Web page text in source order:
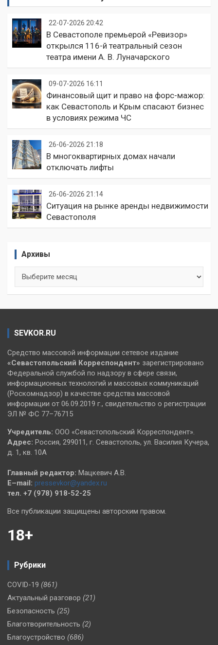
22-07-2026 20:42
В Севастополе премьерой «Ревизор»
открылся 116-й театральный сезон
театра имени А. В. Луначарского
09-07-2026 16:11
Финансовый щит и право на форс-мажор:
как Севастополь и Крым спасают бизнес
в условиях режима ЧС
26-06-2026 21:18
В многоквартирных домах начали
отключать лифты
26-06-2026 21:14
Ситуация на рынке аренды недвижимости
Севастополя
Архивы
SEVKOR.RU
Средство массовой информации сетевое издание
«Севастопольский Корреспондент» зарегистрировано
Федеральной службой по надзору в сфере связи,
информационных технологий и массовых коммуникаций
(Роскомнадзор) в качестве средства массовой
информации от 06.09.2019 г., свидетельство о регистрации
ЭЛ № ФС 77–76715
Учредитель: ООО «Севастопольский Корреспондент».
Адрес: Россия, 299011, г. Севастополь, ул. Василия Кучера,
д. 1, кв. 10А
Главный редактор: Мацкевич А.В.
E–mail: pressevkor@yandex.ru
тел. +7 (978) 918-52-25
Все публикации защищены авторским правом.
18+
Рубрики
COVID-19 (861)
Актуальный разговор (21)
Безопасность (25)
Благотворительность (2)
Благоустройство (686)